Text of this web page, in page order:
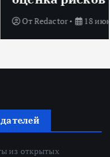
224 views
из открытых